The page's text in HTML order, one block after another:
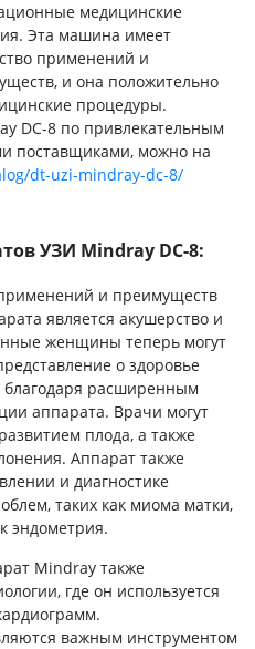
медицинские
Эта машина имеет
применений и
и она положительно
процедуры.
DC-8 по привлекательным
поставщиками, можно на
dt-uzi-mindray-dc-8/
УЗИ Mindray DC-8:
и преимуществ
является акушерство и
женщины теперь могут
о здоровье
благодаря расширенным
аппарата. Врачи могут
плода, а также
Аппарат также
и диагностике
таких как миома матки,
эндометрия.
Mindray также
где он используется
важным инструментом